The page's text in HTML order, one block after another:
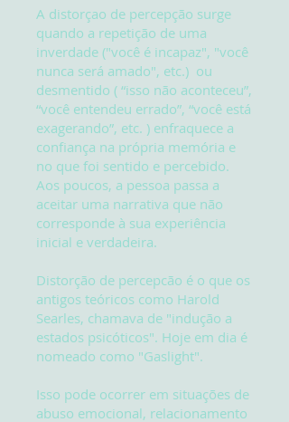
A distorçao de percepção surge
quando a repetição de uma
inverdade ("você é incapaz", "você
nunca será amado", etc.) ou
desmentido ( “isso não aconteceu”,
“você entendeu errado”, “você está
exagerando”, etc. ) enfraquece a
confiança na própria memória e
no que foi sentido e percebido.
Aos poucos, a pessoa passa a
aceitar uma narrativa que não
corresponde à sua experiência
inicial e verdadeira.
Distorção de percepcão é o que os
antigos teóricos como Harold
Searles, chamava de "indução a
estados psicóticos". Hoje em dia é
nomeado como "Gaslight".
Isso pode ocorrer em situações de
abuso emocional, relacionamento